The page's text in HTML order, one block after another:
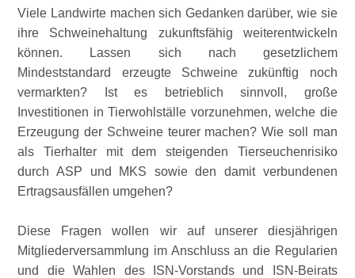
Viele Landwirte machen sich Gedanken darüber, wie sie
ihre Schweinehaltung zukunftsfähig weiterentwickeln
können. Lassen sich nach gesetzlichem
Mindeststandard erzeugte Schweine zukünftig noch
vermarkten? Ist es betrieblich sinnvoll, große
Investitionen in Tierwohlställe vorzunehmen, welche die
Erzeugung der Schweine teurer machen? Wie soll man
als Tierhalter mit dem steigenden Tierseuchenrisiko
durch ASP und MKS sowie den damit verbundenen
Ertragsausfällen umgehen?
Diese Fragen wollen wir auf unserer diesjährigen
Mitgliederversammlung im Anschluss an die Regularien
und die Wahlen des ISN-Vorstands und ISN-Beirats